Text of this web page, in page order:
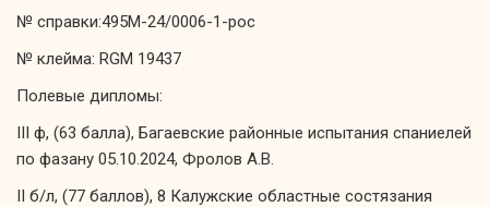
№ справки:495М-24/0006-1-рос
№ клейма: RGM 19437
Полевые дипломы:
III ф, (63 балла), Багаевские районные испытания спаниелей
по фазану 05.10.2024, Фролов А.В.
II б/л, (77 баллов), 8 Калужские областные состязания